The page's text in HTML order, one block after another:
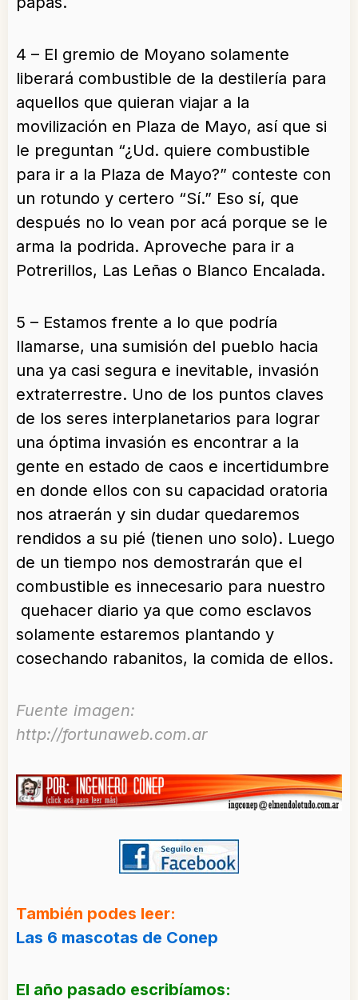
4 – El gremio de Moyano solamente
liberará combustible de la destilería para
aquellos que quieran viajar a la
movilización en Plaza de Mayo, así que si
le preguntan “¿Ud. quiere combustible
para ir a la Plaza de Mayo?” conteste con
un rotundo y certero “Sí.” Eso sí, que
después no lo vean por acá porque se le
arma la podrida. Aproveche para ir a
Potrerillos, Las Leñas o Blanco Encalada.
5 – Estamos frente a lo que podría
llamarse, una sumisión del pueblo hacia
una ya casi segura e inevitable, invasión
extraterrestre. Uno de los puntos claves
de los seres interplanetarios para lograr
una óptima invasión es encontrar a la
gente en estado de caos e incertidumbre
en donde ellos con su capacidad oratoria
nos atraerán y sin dudar quedaremos
rendidos a su pié (tienen uno solo). Luego
de un tiempo nos demostrarán que el
combustible es innecesario para nuestro
quehacer diario ya que como esclavos
solamente estaremos plantando y
cosechando rabanitos, la comida de ellos.
Fuente imagen:
http://fortunaweb.com.ar
También podes leer:
Las 6 mascotas de Conep
El año pasado escribíamos: